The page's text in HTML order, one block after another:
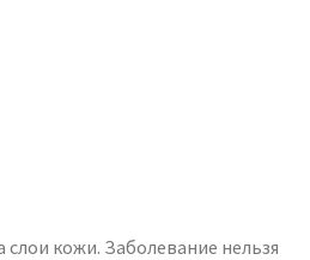
кожи. Заболевание нельзя